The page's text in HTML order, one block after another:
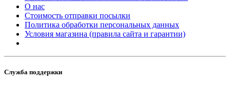
О нас
Стоимость отправки посылки
Политика обработки персональных данных
Условия магазина (правила сайта и гарантии)
Служба поддержки